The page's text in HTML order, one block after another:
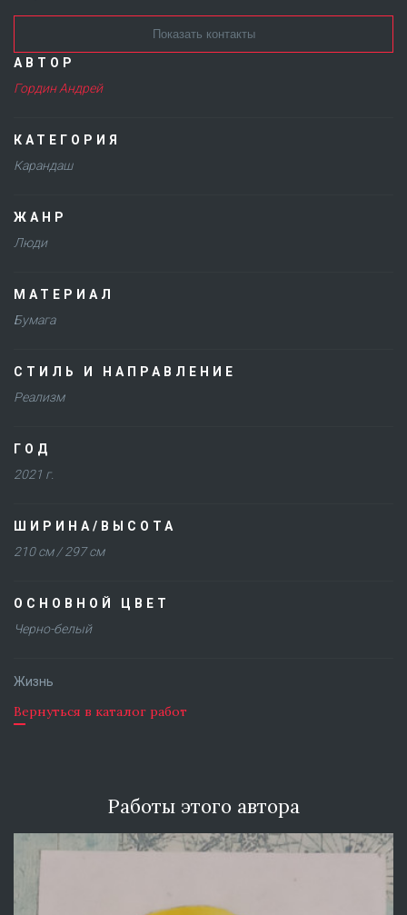
Показать контакты
АВТОР
Гордин Андрей
КАТЕГОРИЯ
Карандаш
ЖАНР
Люди
МАТЕРИАЛ
Бумага
СТИЛЬ И НАПРАВЛЕНИЕ
Реализм
ГОД
2021 г.
ШИРИНА/ВЫСОТА
210 см / 297 см
ОСНОВНОЙ ЦВЕТ
Черно-белый
Жизнь
Вернуться в каталог работ
Работы этого автора